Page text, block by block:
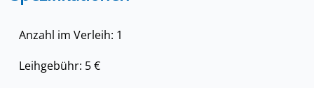
Anzahl im Verleih: 1
Leihgebühr: 5 €